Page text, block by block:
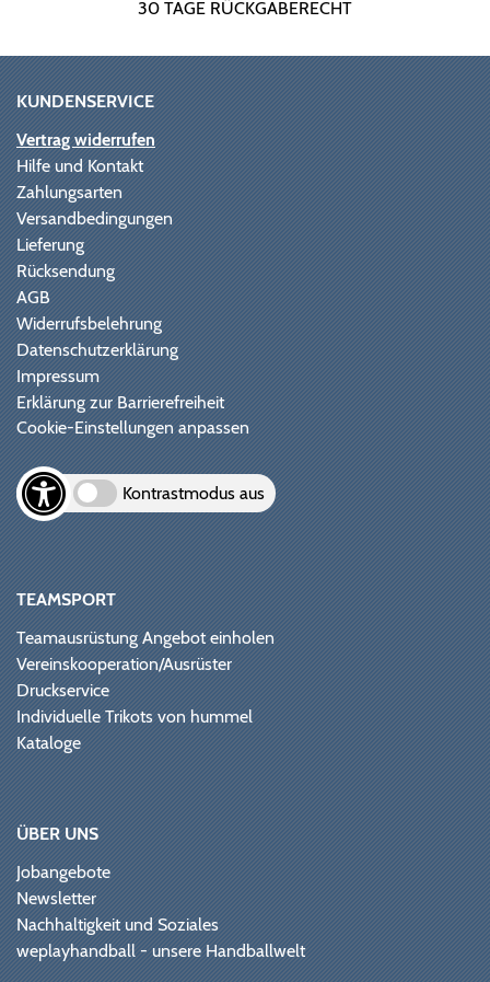
30 TAGE RÜCKGABERECHT
KUNDENSERVICE
Vertrag widerrufen
Hilfe und Kontakt
Zahlungsarten
Versandbedingungen
Lieferung
Rücksendung
AGB
Widerrufsbelehrung
Datenschutzerklärung
Impressum
Erklärung zur Barrierefreiheit
Cookie-Einstellungen anpassen
Kontrastmodus aus
TEAMSPORT
Teamausrüstung Angebot einholen
Vereinskooperation/Ausrüster
Druckservice
Individuelle Trikots von hummel
Kataloge
ÜBER UNS
Jobangebote
Newsletter
Nachhaltigkeit und Soziales
weplayhandball - unsere Handballwelt